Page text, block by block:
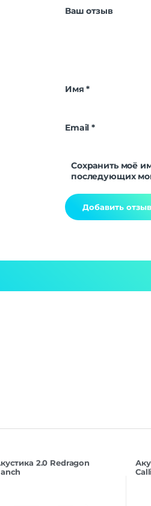
Ваш отзыв
Имя*
Email*
Сохранить моё
последующих
2.0 Redragon